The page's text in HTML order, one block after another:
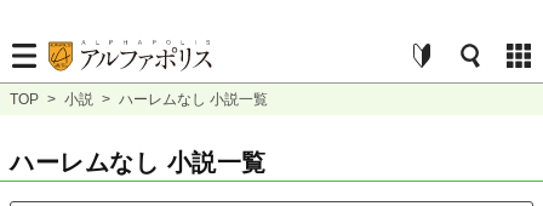
TOP > 小説 > ハーレムなし 小説一覧
ハーレムなし 小説一覧